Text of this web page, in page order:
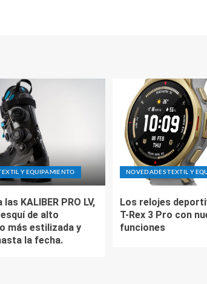
Y EQUIPAMIENTO
las KALIBER PRO LV,
de alto
más estilizada y
la fecha.
NOVEDADES TEXTIL Y
Los relojes
T-Rex 3 Pro con
funciones